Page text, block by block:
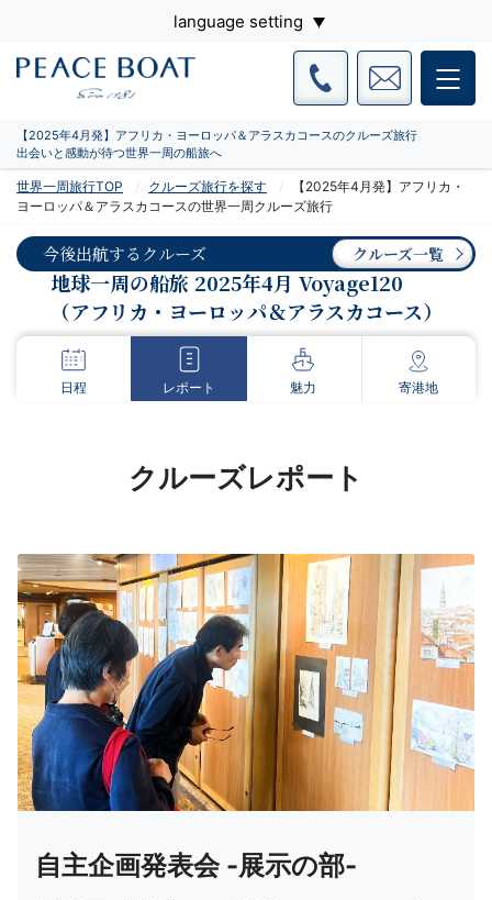
language setting
【2025年4月発】アフリカ・ヨーロッパ＆アラスカコースのクルーズ旅行
出会いと感動が待つ世界一周の船旅へ
世界一周旅行TOP クルーズ旅行を探す
【2025年4月発】アフリカ・
ヨーロッパ＆アラスカコースの世界一周クルーズ旅行
今後出航するクルーズ クルーズ一覧
地球一周の船旅 2025年4月 Voyage120
（アフリカ・ヨーロッパ＆アラスカコース）
日程 レポート 魅力 寄港地
クルーズレポート
自主企画発表会 -展示の部-